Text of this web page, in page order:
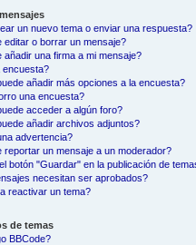
un nuevo tema o enviar una respuesta?
editar o borrar un mensaje?
añadir una firma a mi mensaje?
encuesta?
añadir más opciones a la encuesta?
una encuesta?
acceder a algún foro?
añadir archivos adjuntos?
advertencia?
reportar un mensaje a un moderador?
botón "Guardar" en la publicación de
necesitan ser aprobados?
reactivar un tema?
de temas
BBCode?